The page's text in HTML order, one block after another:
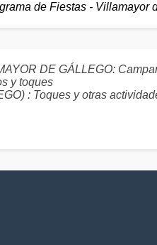
de Fiestas - Villamayor
DE GÁLLEGO:
y toques
: Toques y otras